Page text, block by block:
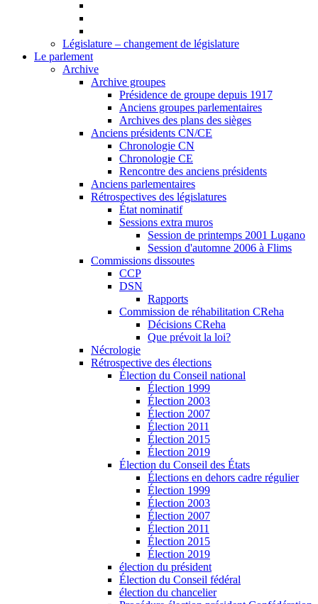
Législature – changement de législature
Le parlement
Archive
Archive groupes
Présidence de groupe depuis 1917
Anciens groupes parlementaires
Archives des plans des sièges
Anciens présidents CN/CE
Chronologie CN
Chronologie CE
Rencontre des anciens présidents
Anciens parlementaires
Rétrospectives des législatures
État nominatif
Sessions extra muros
Session de printemps 2001 Lugano
Session d'automne 2006 à Flims
Commissions dissoutes
CCP
DSN
Rapports
Commission de réhabilitation CReha
Décisions CReha
Que prévoit la loi?
Nécrologie
Rétrospective des élections
Élection du Conseil national
Élection 1999
Élection 2003
Élection 2007
Élection 2011
Élection 2015
Élection 2019
Élection du Conseil des États
Élections en dehors cadre régulier
Élection 1999
Élection 2003
Élection 2007
Élection 2011
Élection 2015
Élection 2019
élection du président
Élection du Conseil fédéral
élection du chancelier